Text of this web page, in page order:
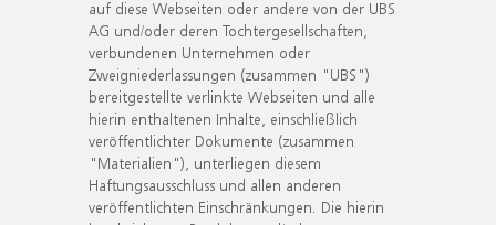
auf diese Webseiten oder andere von der UBS
AG und/oder deren Tochtergesellschaften,
verbundenen Unternehmen oder
Zweigniederlassungen (zusammen "UBS")
bereitgestellte verlinkte Webseiten und alle
hierin enthaltenen Inhalte, einschließlich
veröffentlichter Dokumente (zusammen
"Materialien"), unterliegen diesem
Haftungsausschluss und allen anderen
veröffentlichten Einschränkungen. Die hierin